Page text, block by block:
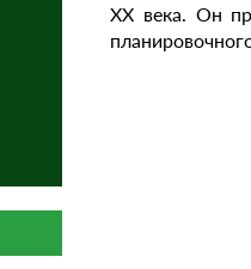
XX века. Он